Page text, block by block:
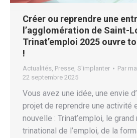
Créer ou reprendre une
l’agglomération de Saint-
Trinat’emploi 2025 ouvre
!
Actualités, Presse, S'implanter Par
22 septembre 2025
Vous avez une idée, une envie
projet de reprendre une activité
nouvelle : Trinat’emploi, le
trinational de l’emploi, de la